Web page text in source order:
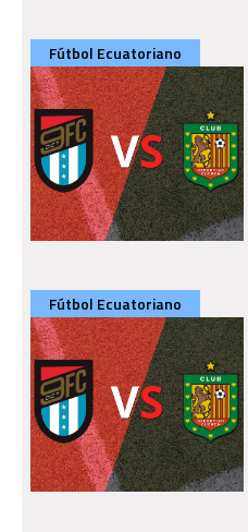
Fútbol Ecuatoriano
Fútbol Ecuatoriano